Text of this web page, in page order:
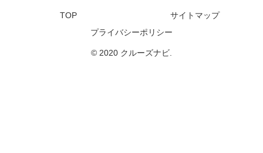
TOP
サイトマップ
プライバシーポリシー
© 2020 クルーズナビ.